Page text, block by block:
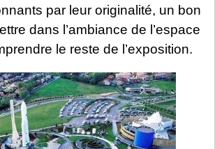
par leur originalité, un bon
dans l’ambiance de l’espace
le reste de l’exposition.